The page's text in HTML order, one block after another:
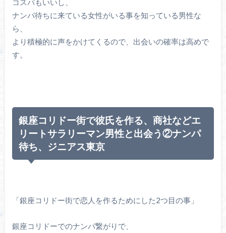
コスパもいいし、
ナンパ待ちに来ている女性がいる事を知っている男性な
ら、
より積極的に声をかけてくるので、出会いの確率は高めで
す。
銀座コリドー街で彼氏を作る、商社などエ
リートサラリーマン男性と出会う②ナンパ
待ち、ジニアス東京
「銀座コリドー街で恋人を作るためにした2つ目の事」
銀座コリドーでのナンパ繋がりで、